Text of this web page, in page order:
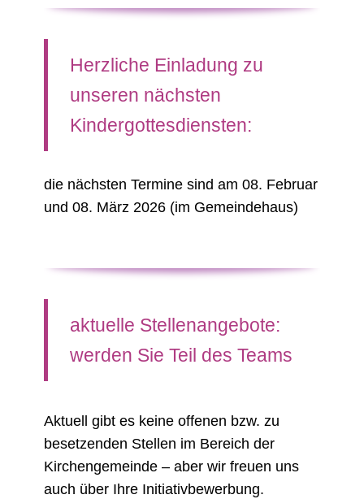
Herzliche Einladung zu
unseren nächsten
Kindergottesdiensten:
die nächsten Termine sind am 08. Februar
und 08. März 2026 (im Gemeindehaus)
aktuelle Stellenangebote:
werden Sie Teil des Teams
Aktuell gibt es keine offenen bzw. zu
besetzenden Stellen im Bereich der
Kirchengemeinde – aber wir freuen uns
auch über Ihre Initiativbewerbung.